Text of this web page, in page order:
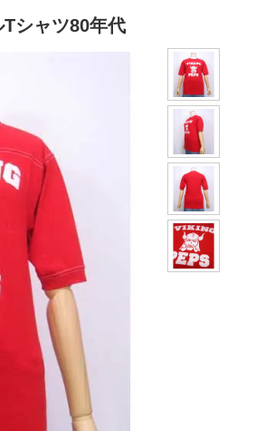
シャツ80年代